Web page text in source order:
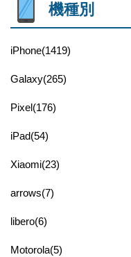
機種別
iPhone(1419)
Galaxy(265)
Pixel(176)
iPad(54)
Xiaomi(23)
arrows(7)
libero(6)
Motorola(5)